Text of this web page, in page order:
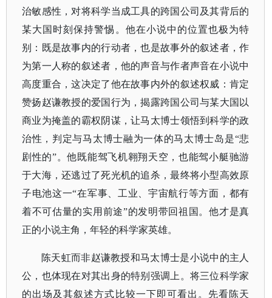
治敏感性，对将科学当成工具的跨国公司及其背后的
某大国时刻保持警惕。他在小说中的位置也极为特
别：既是故事内的行动者，也是故事外的叙述者，作
为第一人称的叙述者，他的声音与作者声音在小说中
高度重合，这决定了他在故事内外的叙述权威：肯定
赞扬赵谦教授的爱国行为，揭露跨国公司与某大国以
商业为掩盖的霸权阴谋，让马太博士领悟到科学的政
治性，判定与马太博士融为一体的马太博士岛是“悲
剧性的”。他既能驾飞机翱翔天空，也能驾小艇驰游
于大海，还逃过了死光机的追杀，最终将小型高效原
子电池这一“在军事、工业、宇宙航行等方面，都有
着不可估量的实用前途”的发明带回祖国。他才是真
正的小说主角，年轻的科学家英雄。
陈天虹而非赵谦教授和马太博士是小说中的主人
公，也体现在对其出身的特别强调上。将三位科学家
的出场及其叙述方式比较一下即可看出。先看陈天